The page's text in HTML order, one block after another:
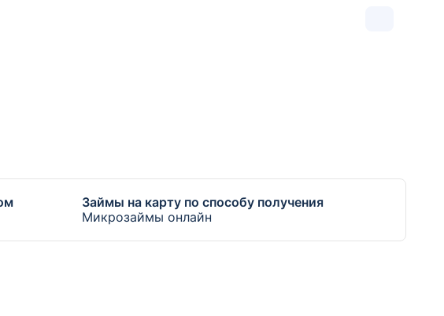
Займы на карту по способу получения
Микрозаймы онлайн